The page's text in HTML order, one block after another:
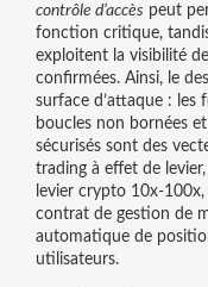
contrôle d’accès peut
fonction critique,
exploitent la visibilité
confirmées. Ainsi, le
surface d’attaque : les
boucles non bornées
sécurisés sont des
trading à effet de
levier crypto
contrat de gestion de
automatique de
utilisateurs.